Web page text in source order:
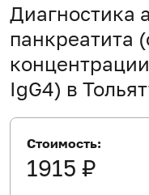
Диагностика
панкреатита
IgG4) в
Стоимость:
1915 ₽